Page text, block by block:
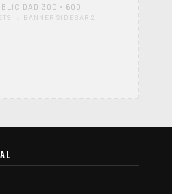
300 × 600
→ BANNER SIDEBAR 2